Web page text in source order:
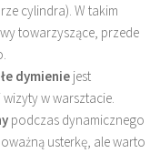
cylindra). W takim
towarzyszące, przede
dymienie jest
w warsztacie.
podczas dynamicznego
usterkę, ale warto